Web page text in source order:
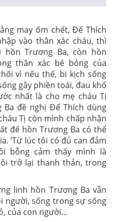
may ốm chết, Đế Thích
vào thân xác cháu, thì
Trương Ba, còn hồn
thân xác bé bỏng của
vì nếu thế, bi kịch sống
gây phiền toái, đau khổ
nhất là cho mẹ cháu Tị
Ba đề nghị Đế Thích dùng
Tị còn mình chấp nhận
đế hồn Trương Ba có thể
‘Từ lúc tôi có đủ can đảm
bỗng cảm thấy mình là
trở lại thanh thản, trong
linh hồn Trương Ba vẫn
người, sống trong sự sống
của con người...